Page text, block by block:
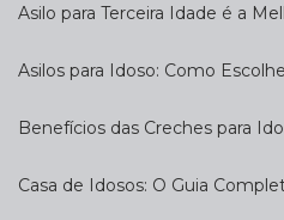
Asilo para Terceira Idade é a
Asilos para Idoso: Como
Benefícios das Creches para
Casa de Idosos: O Guia